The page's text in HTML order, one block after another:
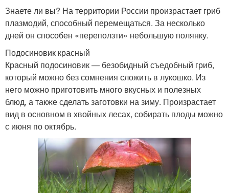
Знаете ли вы? На территории России произрастает гриб
плазмодий, способный перемещаться. За несколько
дней он способен «переползти» небольшую полянку.
Подосиновик красный
Красный подосиновик — безобидный съедобный гриб,
который можно без сомнения сложить в лукошко. Из
него можно приготовить много вкусных и полезных
блюд, а также сделать заготовки на зиму. Произрастает
вид в основном в хвойных лесах, собирать плоды можно
с июня по октябрь.